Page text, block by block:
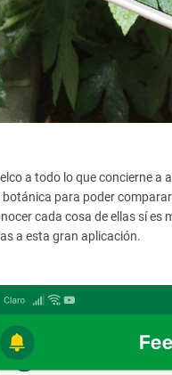
a todo lo que concierne
para poder
cada cosa de ellas sí es
a esta gran aplicación.